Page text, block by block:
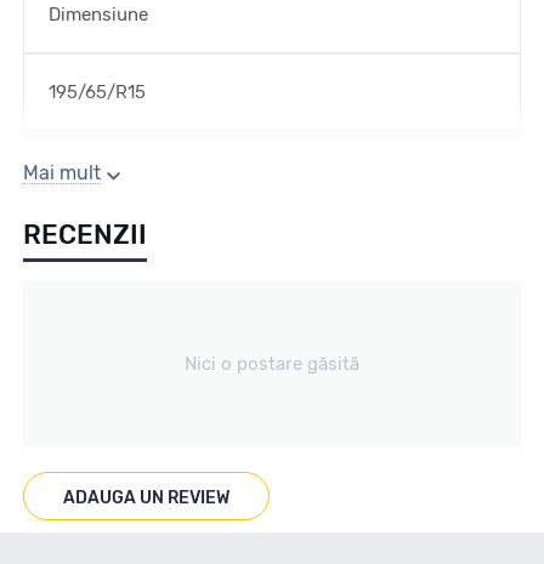
Dimensiune
195/65/R15
Sezon
Iarna
Marcaje
Mai mult
RECENZII
Nici o postare găsită
ADAUGA UN REVIEW